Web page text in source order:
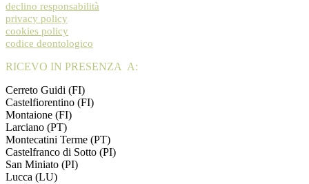
declino responsabilità
privacy policy
cookies policy
codice deontologico
RICEVO IN PRESENZA A:
Cerreto Guidi (FI)
Castelfiorentino (FI)
Montaione (FI)
Larciano (PT)
Montecatini Terme (PT)
Castelfranco di Sotto (PI)
San Miniato (PI)
Lucca (LU)